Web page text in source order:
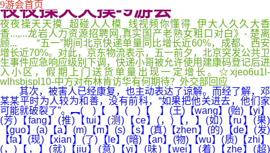
9游会首页
夜夜操天天摸-9游会
夜夜操天天摸_超碰人人模_线视频你懂得_伊大人久久大香
香...,...龙岩人力资源招聘网,真实国产老熟女粗口对白》- 楚离
顾... “五一”期间北京快递单量同比增长近60%，成都、西安
增长近70%。对此，京东物流表示，五一前夕，北京突发公共卫
生事件应急响应级别下调，快递小哥被允许使用建康码登记后进
入小区，假期上门送货单量出现一定增长。☆xjeo6u1l-
wlhsbjspl10-中方对布林肯访华有何期待？外交部回应
其次，被害人已经康复，也主动表达了谅解。而经了解，邓
某某平时为人较为和善，没有前科，“如果把他关进去，他们家
可能就破裂了”。︻( )【 】( )【 】(王)【wang】(贻)【yi】
(芳)【fang】(推)【tui】(测)【ce】(，)【，】(如)【ru】(果)
【guo】(a)【a】(m)【m】(s)【s】(真)【zhen】(的)【de】(发)
【fa】(现)【xian】(了)【le】(暗)【an】(物)【wu】(质)【zhi】
(，)【，】(就)【jiu】(意)【yi】(味)【wei】(着)【zhe】(超)